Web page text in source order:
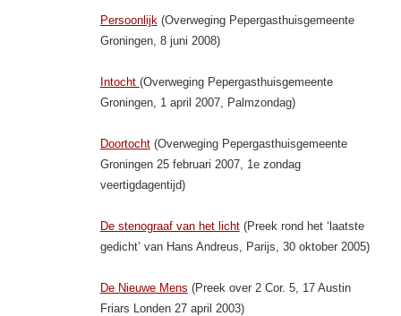
Persoonlijk (Overweging Pepergasthuisgemeente
Groningen, 8 juni 2008)
Intocht (Overweging Pepergasthuisgemeente
Groningen, 1 april 2007, Palmzondag)
Doortocht(Overweging Pepergasthuisgemeente
Groningen 25 februari 2007, 1e zondag
veertigdagentijd)
De stenograaf van het licht(Preek rond het ‘laatste
gedicht’ van Hans Andreus, Parijs, 30 oktober 2005)
De Nieuwe Mens (Preek over 2 Cor. 5, 17 Austin
Friars Londen 27 april 2003)